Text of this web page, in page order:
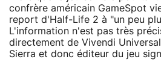
confrère américain GameSpot
report d'Half-Life 2 à "un peu
L'information n'est pas très
directement de Vivendi
Sierra et donc éditeur du jeu